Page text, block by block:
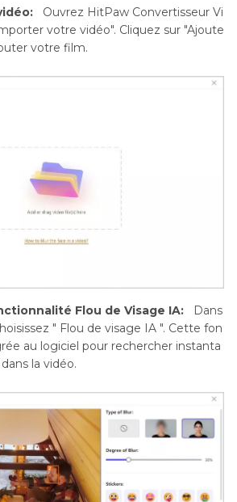
Ouvrez HitPaw Convertisseur Vi
votre vidéo". Cliquez sur "Ajoute
votre film.
Flou de Visage IA:
Dans
" Flou de visage IA ". Cette fon
au logiciel pour rechercher instanta
la vidéo.